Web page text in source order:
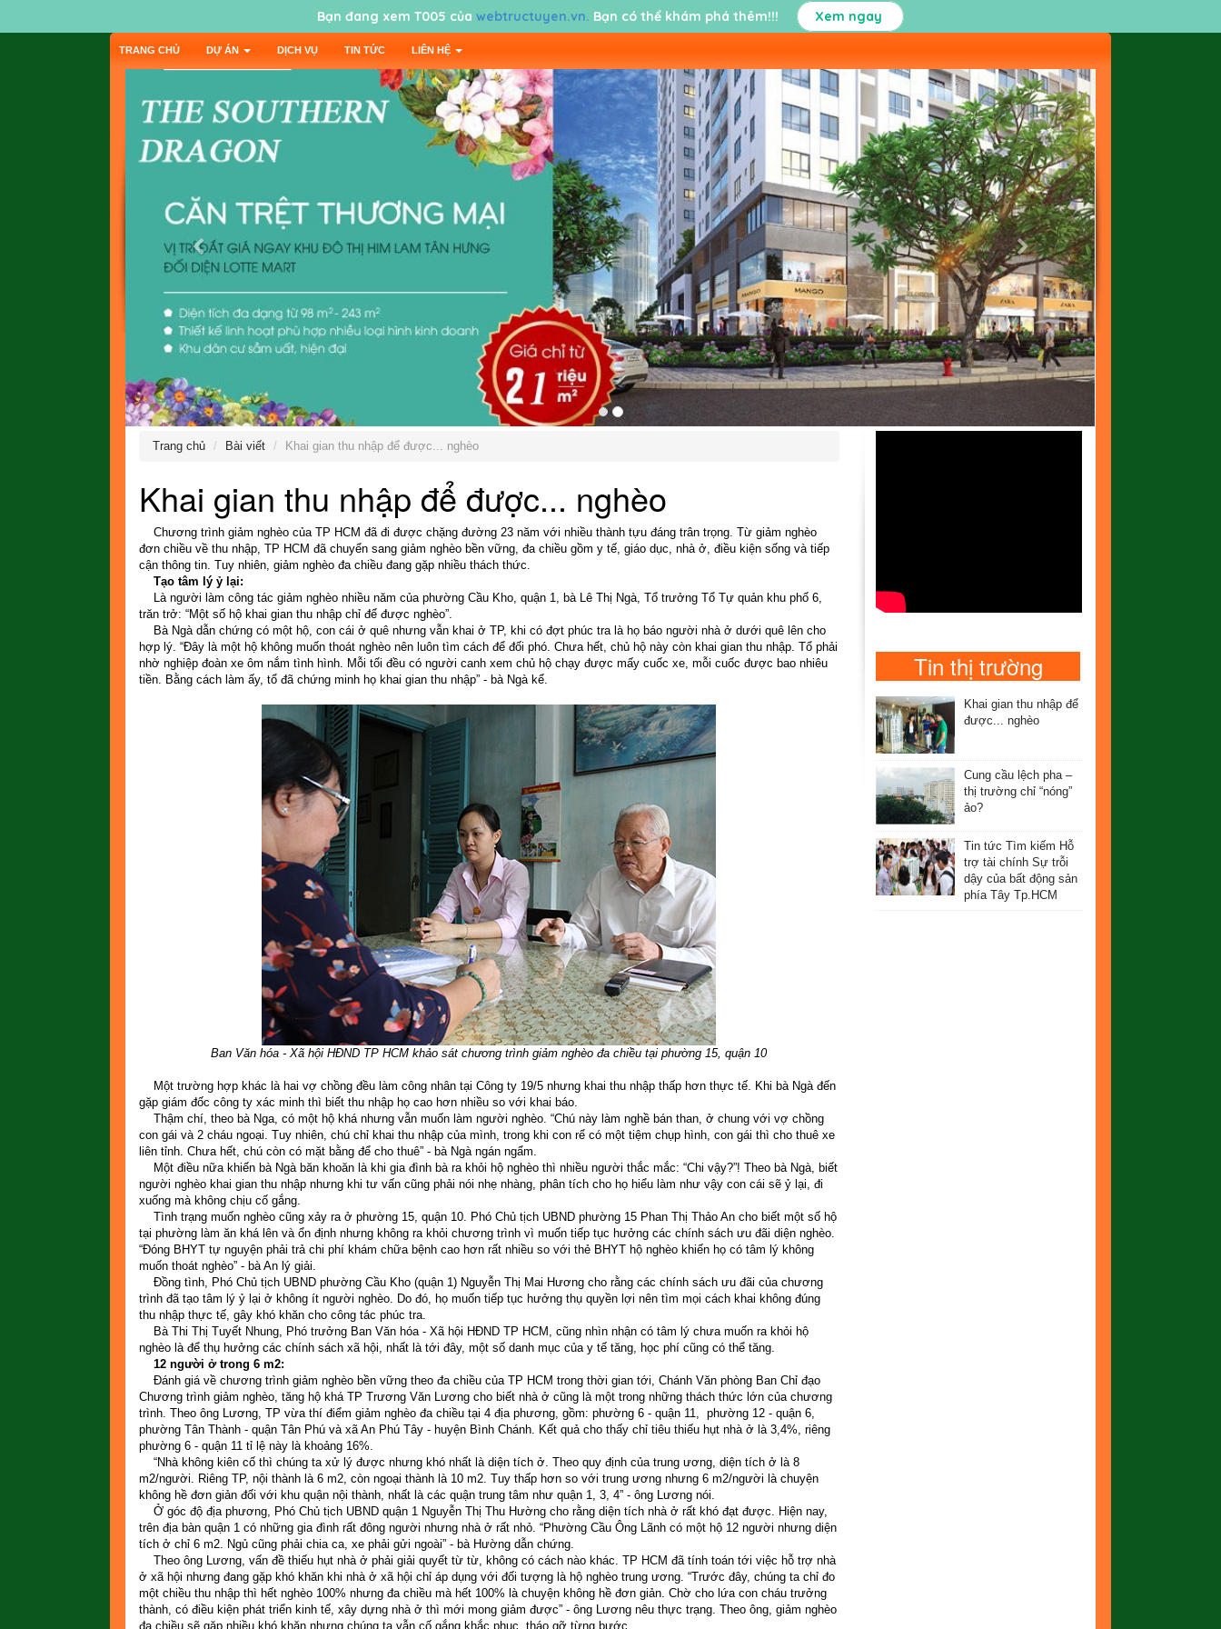
TRANG CHỦ DỰ ÁN DỊCH VỤ TIN TỨC LIÊN HỆ
Trang chủ Bài viết Khai gian thu nhập để được... nghèo
Khai gian thu nhập để được... nghèo
Chương trình giảm nghèo của TP HCM đã đi được chặng đường 23 năm với nhiều thành tựu đáng trân trọng. Từ giảm nghèo
đơn chiều về thu nhập, TP HCM đã chuyển sang giảm nghèo bền vững, đa chiều gồm y tế, giáo dục, nhà ở, điều kiện sống và tiếp
cận thông tin. Tuy nhiên, giảm nghèo đa chiều đang gặp nhiều thách thức.
Tạo tâm lý ỷ lại:
Là người làm công tác giảm nghèo nhiều năm của phường Cầu Kho, quận 1, bà Lê Thị Ngà, Tổ trưởng Tổ Tự quản khu phố 6,
trăn trở: “Một số hộ khai gian thu nhập chỉ để được nghèo”.
Bà Ngà dẫn chứng có một hộ, con cái ở quê nhưng vẫn khai ở TP, khi có đợt phúc tra là họ báo người nhà ở dưới quê lên cho
hợp lý. “Đây là một hộ không muốn thoát nghèo nên luôn tìm cách để đối phó. Chưa hết, chủ hộ này còn khai gian thu nhập. Tổ phải
nhờ nghiệp đoàn xe ôm nắm tình hình. Mỗi tối đều có người canh xem chủ hộ chạy được mấy cuốc xe, mỗi cuốc được bao nhiêu
tiền. Bằng cách làm ấy, tổ đã chứng minh họ khai gian thu nhập” - bà Ngà kể.
Ban Văn hóa - Xã hội HĐND TP HCM khảo sát chương trình giảm nghèo đa chiều tại phường 15, quận 10
Một trường hợp khác là hai vợ chồng đều làm công nhân tại Công ty 19/5 nhưng khai thu nhập thấp hơn thực tế. Khi bà Ngà đến
gặp giám đốc công ty xác minh thì biết thu nhập họ cao hơn nhiều so với khai báo.
Thậm chí, theo bà Nga, có một hộ khá nhưng vẫn muốn làm người nghèo. “Chú này làm nghề bán than, ở chung với vợ chồng
con gái và 2 cháu ngoại. Tuy nhiên, chú chỉ khai thu nhập của mình, trong khi con rể có một tiệm chụp hình, con gái thì cho thuê xe
liên tỉnh. Chưa hết, chú còn có mặt bằng để cho thuê” - bà Ngà ngán ngẩm.
Một điều nữa khiến bà Ngà băn khoăn là khi gia đình bà ra khỏi hộ nghèo thì nhiều người thắc mắc: “Chi vậy?”! Theo bà Ngà, biết
người nghèo khai gian thu nhập nhưng khi tư vấn cũng phải nói nhẹ nhàng, phân tích cho họ hiểu làm như vậy con cái sẽ ỷ lại, đi
xuống mà không chịu cố gắng.
Tình trạng muốn nghèo cũng xảy ra ở phường 15, quận 10. Phó Chủ tịch UBND phường 15 Phan Thị Thảo An cho biết một số hộ
tại phường làm ăn khá lên và ổn định nhưng không ra khỏi chương trình vì muốn tiếp tục hưởng các chính sách ưu đãi diện nghèo.
“Đóng BHYT tự nguyện phải trả chi phí khám chữa bệnh cao hơn rất nhiều so với thẻ BHYT hộ nghèo khiến họ có tâm lý không
muốn thoát nghèo” - bà An lý giải.
Đồng tình, Phó Chủ tịch UBND phường Cầu Kho (quận 1) Nguyễn Thị Mai Hương cho rằng các chính sách ưu đãi của chương
trình đã tạo tâm lý ỷ lại ở không ít người nghèo. Do đó, họ muốn tiếp tục hưởng thụ quyền lợi nên tìm mọi cách khai không đúng
thu nhập thực tế, gây khó khăn cho công tác phúc tra.
Bà Thi Thị Tuyết Nhung, Phó trưởng Ban Văn hóa - Xã hội HĐND TP HCM, cũng nhìn nhận có tâm lý chưa muốn ra khỏi hộ
nghèo là để thụ hưởng các chính sách xã hội, nhất là tới đây, một số danh mục của y tế tăng, học phí cũng có thể tăng.
12 người ở trong 6 m2:
Đánh giá về chương trình giảm nghèo bền vững theo đa chiều của TP HCM trong thời gian tới, Chánh Văn phòng Ban Chỉ đạo
Chương trình giảm nghèo, tăng hộ khá TP Trương Văn Lương cho biết nhà ở cũng là một trong những thách thức lớn của chương
trình. Theo ông Lương, TP vừa thí điểm giảm nghèo đa chiều tại 4 địa phương, gồm: phường 6 - quận 11, phường 12 - quận 6,
phường Tân Thành - quận Tân Phú và xã An Phú Tây - huyện Bình Chánh. Kết quả cho thấy chỉ tiêu thiếu hụt nhà ở là 3,4%, riêng
phường 6 - quận 11 tỉ lệ này là khoảng 16%.
“Nhà không kiên cố thì chúng ta xử lý được nhưng khó nhất là diện tích ở. Theo quy định của trung ương, diện tích ở là 8
m2/người. Riêng TP, nội thành là 6 m2, còn ngoại thành là 10 m2. Tuy thấp hơn so với trung ương nhưng 6 m2/người là chuyện
không hề đơn giản đối với khu quận nội thành, nhất là các quận trung tâm như quận 1, 3, 4” - ông Lương nói.
Ở góc độ địa phương, Phó Chủ tịch UBND quận 1 Nguyễn Thị Thu Hường cho rằng diện tích nhà ở rất khó đạt được. Hiện nay,
trên địa bàn quận 1 có những gia đình rất đông người nhưng nhà ở rất nhỏ. “Phường Cầu Ông Lãnh có một hộ 12 người nhưng diện
tích ở chỉ 6 m2. Ngủ cũng phải chia ca, xe phải gửi ngoài” - bà Hường dẫn chứng.
Theo ông Lương, vấn đề thiếu hụt nhà ở phải giải quyết từ từ, không có cách nào khác. TP HCM đã tính toán tới việc hỗ trợ nhà
ở xã hội nhưng đang gặp khó khăn khi nhà ở xã hội chỉ áp dụng với đối tượng là hộ nghèo trung ương. “Trước đây, chúng ta chỉ đo
một chiều thu nhập thì hết nghèo 100% nhưng đa chiều mà hết 100% là chuyện không hề đơn giản. Chờ cho lứa con cháu trưởng
thành, có điều kiện phát triển kinh tế, xây dựng nhà ở thì mới mong giảm được” - ông Lương nêu thực trạng. Theo ông, giảm nghèo
đa chiều sẽ gặp nhiều khó khăn nhưng chúng ta vẫn cố gắng khắc phục, tháo gỡ từng bước.
Tin thị trường
Khai gian thu nhập để
được... nghèo
Cung cầu lệch pha –
thị trường chỉ “nóng”
ảo?
Tin tức Tìm kiếm Hỗ
trợ tài chính Sự trỗi
dậy của bất động sản
phía Tây Tp.HCM
Bạn đang xem T005 của webtructuyen.vn. Bạn có thể khám phá thêm!!! Xem ngay